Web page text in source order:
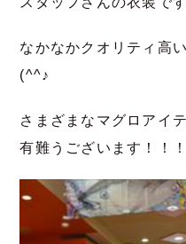
なかなかクオリティ高
(^^♪
さまざまなマグロアイ
有難うございます！！！